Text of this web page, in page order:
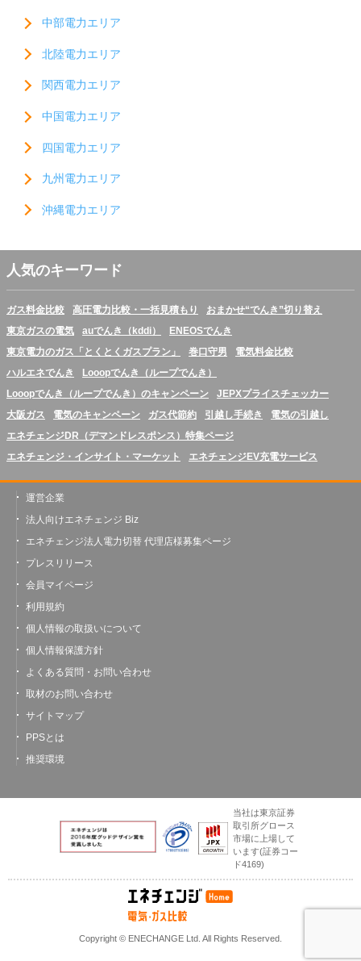
中部電力エリア
北陸電力エリア
関西電力エリア
中国電力エリア
四国電力エリア
九州電力エリア
沖縄電力エリア
人気のキーワード
ガス料金比較 高圧電力比較・一括見積もり
おまかせ“でんき”切り替え
東京ガスの電気
auでんき（kddi）
ENEOSでんき
東京電力のガス「とくとくガスプラン」
巻口守男
電気料金比較
ハルエネでんき
Looopでんき（ループでんき）
Looopでんき（ループでんき）のキャンペーン
JEPXプライスチェッカー
大阪ガス
電気のキャンペーン ガス代節約 引越し手続き
電気の引越し
エネチェンジDR（デマンドレスポンス）特集ページ
エネチェンジ・インサイト・マーケット
エネチェンジEV充電サービス
運営企業
法人向けエネチェンジ Biz
エネチェンジ法人電力切替 代理店様募集ページ
プレスリリース
会員マイページ
利用規約
個人情報の取扱いについて
個人情報保護方針
よくある質問・お問い合わせ
取材のお問い合わせ
サイトマップ
PPSとは
推奨環境
当社は東京証券
取引所グロース
市場に上場して
います(証券コー
ド4169)
Copyright © ENECHANGE Ltd. All Rights Reserved.